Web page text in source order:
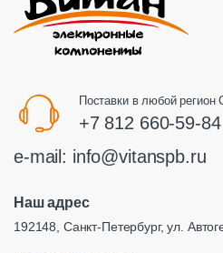
Поставки в любой регион
+7 812 660-59-84
e-mail: info@vitanspb.ru
Наш адрес
192148, Санкт-Петербург, ул.